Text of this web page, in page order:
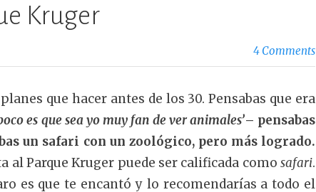
Kruger
4 Comments
que hacer antes de los 30. Pensabas que era
es que sea yo muy fan de ver animales’– pensabas
un safari con un zoológico, pero más logrado.
al Parque Kruger puede ser calificada como safari.
es que te encantó y lo recomendarías a todo el